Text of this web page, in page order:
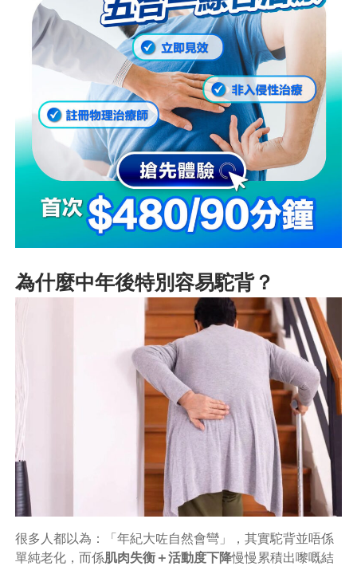
為什麼中年後特別容易駝背？
很多人都以為：「年紀大咗自然會彎」，其實駝背並唔係
單純老化，而係肌肉失衡＋活動度下降慢慢累積出嚟嘅結